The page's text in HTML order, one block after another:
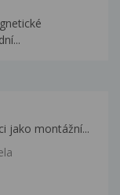
jako montážní...